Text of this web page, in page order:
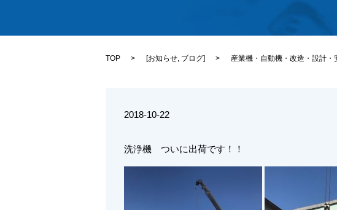
TOP [お知らせ ブログ] 産業機・自動機・改造・設計
2018-10-22
洗浄機 ついに出荷です！！